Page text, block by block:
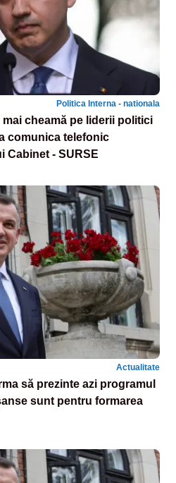
Politica Interna - nationala
mai cheamă pe liderii politici
comunica telefonic
Cabinet - SURSE
Actualitate
să prezinte azi programul
sunt pentru formarea